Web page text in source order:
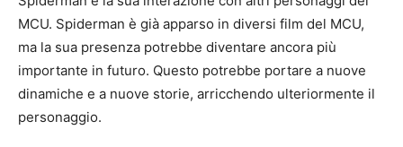
MCU. Spiderman è già apparso in diversi film del MCU,
ma la sua presenza potrebbe diventare ancora più
importante in futuro. Questo potrebbe portare a nuove
dinamiche e a nuove storie, arricchendo ulteriormente il
personaggio.